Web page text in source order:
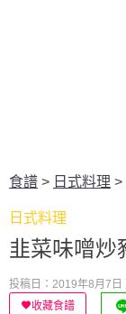
食譜 > 日式料理 >
日式料理
韭菜味噌炒
投稿日：2019年8月7日
收藏食譜